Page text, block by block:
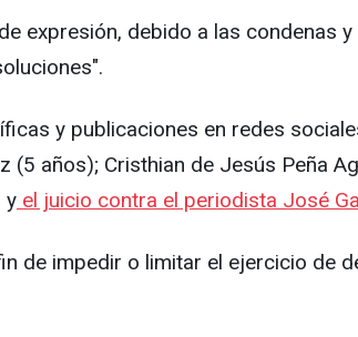
expresión, debido a las condenas
y publicaciones en redes
años); Cristhian de Jesús Peña
y el juicio contra el periodista José
de impedir o limitar el ejercicio de